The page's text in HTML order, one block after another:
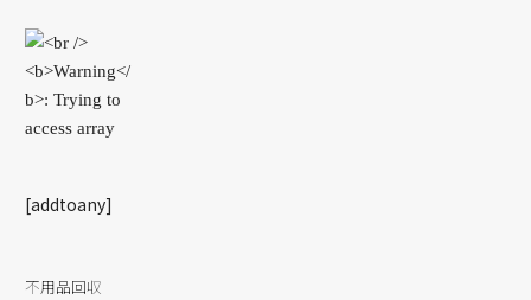
[addtoany]
不用品回収